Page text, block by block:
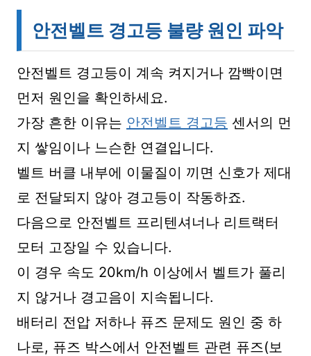
안전벨트 경고등 불량 원인 파악
안전벨트 경고등이 계속 켜지거나 깜빡이면
먼저 원인을 확인하세요.
가장 흔한 이유는 안전벨트 경고등 센서의 먼
지 쌓임이나 느슨한 연결입니다.
벨트 버클 내부에 이물질이 끼면 신호가 제대
로 전달되지 않아 경고등이 작동하죠.
다음으로 안전벨트 프리텐셔너나 리트랙터
모터 고장일 수 있습니다.
이 경우 속도 20km/h 이상에서 벨트가 풀리
지 않거나 경고음이 지속됩니다.
배터리 전압 저하나 퓨즈 문제도 원인 중 하
나로, 퓨즈 박스에서 안전벨트 관련 퓨즈(보